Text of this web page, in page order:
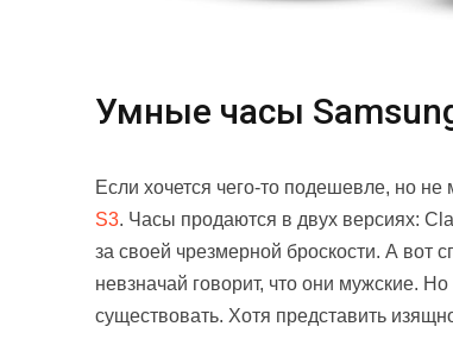
Умные часы
Если хочется чего-то подешевле, но
S3. Часы продаются в двух версиях:
за своей чрезмерной броскости. А вот
невзначай говорит, что они мужские.
существовать. Хотя представить